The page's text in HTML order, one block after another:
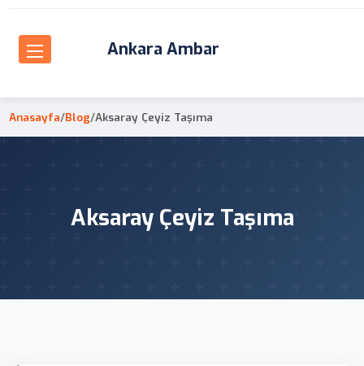
Ankara Ambar
Anasayfa/Blog/Aksaray Çeyiz Taşıma
Aksaray Çeyiz Taşıma